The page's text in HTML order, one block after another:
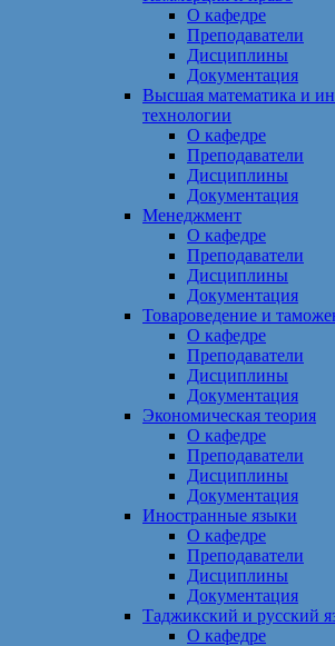
О кафедре
Преподаватели
Дисциплины
Документация
Высшая математика и
технологии
О кафедре
Преподаватели
Дисциплины
Документация
Менеджмент
О кафедре
Преподаватели
Дисциплины
Документация
Товароведение и
О кафедре
Преподаватели
Дисциплины
Документация
Экономическая теория
О кафедре
Преподаватели
Дисциплины
Документация
Иностранные языки
О кафедре
Преподаватели
Дисциплины
Документация
Таджикский и русский
О кафедре